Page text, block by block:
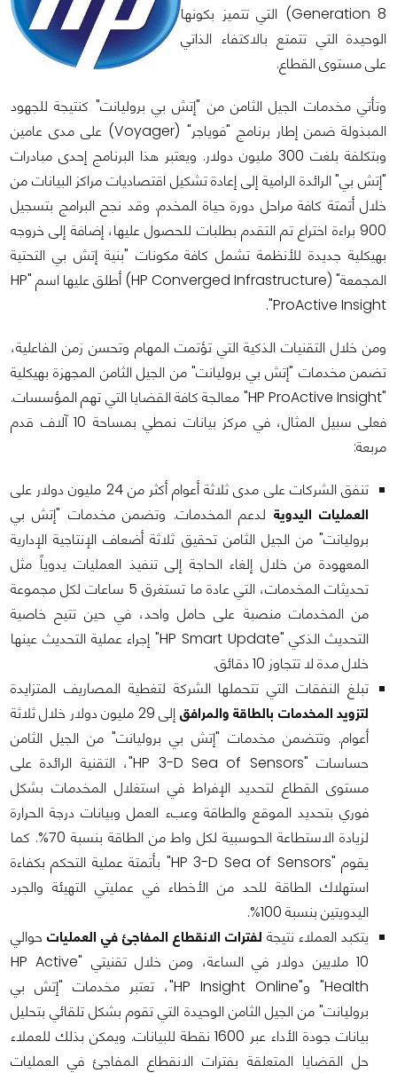
Generation 8) التي تتميز بكونها
الوحيدة التي تتمتع بالاكتفاء الذاتي
على مستوى القطاع.
وتأتي مخدمات الجيل الثامن من "إتش بي بروليانت" كنتيجة للجهود
المبذولة ضمن إطار برنامج "فوياجر" (Voyager) على مدى عامين
وبتكلفة بلغت 300 مليون دولار. ويعتبر هذا البرنامج إحدى مبادرات
"إتش بي" الرائدة الرامية إلى إعادة تشكيل اقتصاديات مراكز البيانات من
خلال أتمتة كافة مراحل دورة حياة المخدم. وقد نجح البرامج بتسجيل
900 براءة اختراع تم التقدم بطلبات للحصول عليها، إضافة إلى خروجه
بهيكلية جديدة للأنظمة تشمل كافة مكونات "بنية إتش بي التحتية
المجمعة" (HP Converged Infrastructure) أطلق عليها اسم "HP
ProActive Insight".
ومن خلال التقنيات الذكية التي تؤتمت المهام وتحسن زمن الفاعلية،
تضمن مخدمات "إتش بي بروليانت" من الجيل الثامن المجهزة بهيكلية
"HP ProActive Insight" معالجة كافة القضايا التي تهم المؤسسات.
فعلى سبيل المثال، في مركز بيانات نمطي بمساحة 10 آلاف قدم
مربعة:
تنفق الشركات على مدى ثلاثة أعوام أكثر من 24 مليون دولار على
العمليات اليدوية لدعم المخدمات. وتضمن مخدمات "إتش بي
بروليانت" من الجيل الثامن تحقيق ثلاثة أضعاف الإنتاجية الإدارية
المعهودة من خلال إلغاء الحاجة إلى تنفيذ العمليات يدوياً مثل
تحديثات المخدمات، التي عادة ما تستغرق 5 ساعات لكل مجموعة
من المخدمات منصبة على حامل واحد، في حين تتيح خاصية
التحديث الذكي "HP Smart Update" إجراء عملية التحديث عينها
خلال مدة لا تتجاوز 10 دقائق.
تبلغ النفقات التي تتحملها الشركة لتغطية المصاريف المتزايدة
لتزويد المخدمات بالطاقة والمرافق
إلى 29 مليون دولار خلال ثلاثة
أعوام. وتتضمن مخدمات "إتش بي بروليانت" من الجيل الثامن
حساسات "HP 3-D Sea of Sensors"، التقنية الرائدة على
مستوى القطاع لتحديد الإفراط في استغلال المخدمات بشكل
فوري بتحديد الموقع والطاقة وعبء العمل وبيانات درجة الحرارة
لزيادة الاستطاعة الحوسبية لكل واط من الطاقة بنسبة 70%. كما
يقوم "HP 3-D Sea of Sensors" بأتمتة عملية التحكم بكفاءة
استهلاك الطاقة للحد من الأخطاء في عمليتي التهيئة والجرد
اليدويتين بنسبة 100%.
يتكبد العملاء نتيجة لفترات الانقطاع المفاجئ في العمليات حوالي
10 ملايين دولار في الساعة، ومن خلال تقنيتي "HP Active
Health" و"HP Insight Online"، تعتبر مخدمات "إتش بي
بروليانت" من الجيل الثامن الوحيدة التي تقوم بشكل تلقائي بتحليل
بيانات جودة الأداء عبر 1600 نقطة للبيانات. ويمكن بذلك للعملاء
حل القضايا المتعلقة بفترات الانقطاع المفاجئ في العمليات